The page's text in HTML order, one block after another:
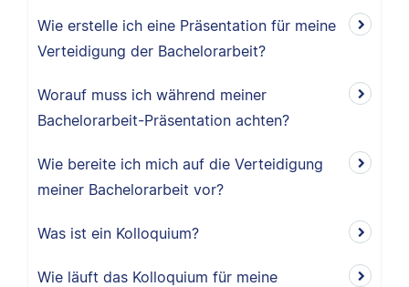
Wie erstelle ich eine Präsentation für meine
Verteidigung der Bachelorarbeit?
Worauf muss ich während meiner
Bachelorarbeit-Präsentation achten?
Wie bereite ich mich auf die Verteidigung
meiner Bachelorarbeit vor?
Was ist ein Kolloquium?
Wie läuft das Kolloquium für meine